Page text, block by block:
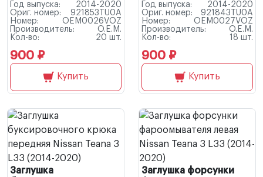
Год выпуска:
2014-2020
Ориг. номер:
921853TU0A
Номер:
OEM0026VOZ
Производитель:
O.E.M.
Кол-во:
20 шт.
900 ₽
Купить
Год выпуска:
2014-2020
Ориг. номер:
921843TU0A
Номер:
OEM0027VOZ
Производитель:
O.E.M.
Кол-во:
18 шт.
900 ₽
Купить
Заглушка Заглушка форсунки